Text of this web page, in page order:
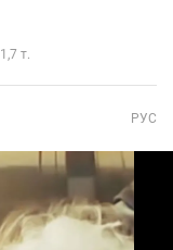
1,7 т.
РУС